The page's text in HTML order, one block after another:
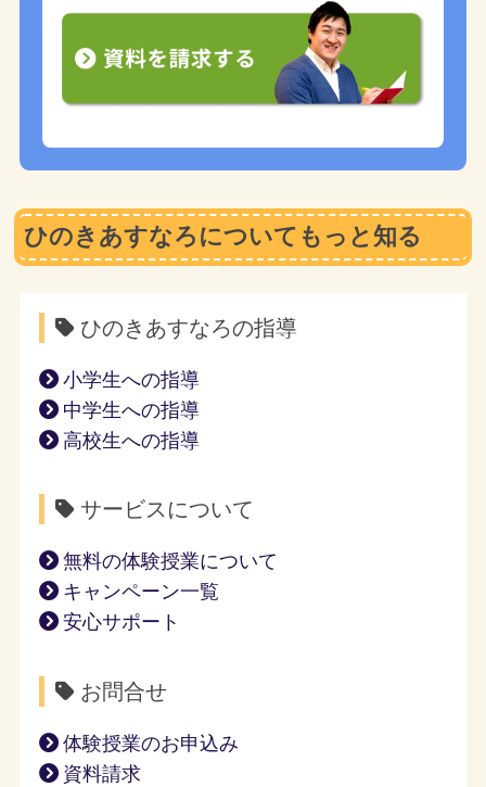
ひのきあすなろについてもっと知る
ひのきあすなろの指導
小学生への指導
中学生への指導
高校生への指導
サービスについて
無料の体験授業について
キャンペーン一覧
安心サポート
お問合せ
体験授業のお申込み
資料請求